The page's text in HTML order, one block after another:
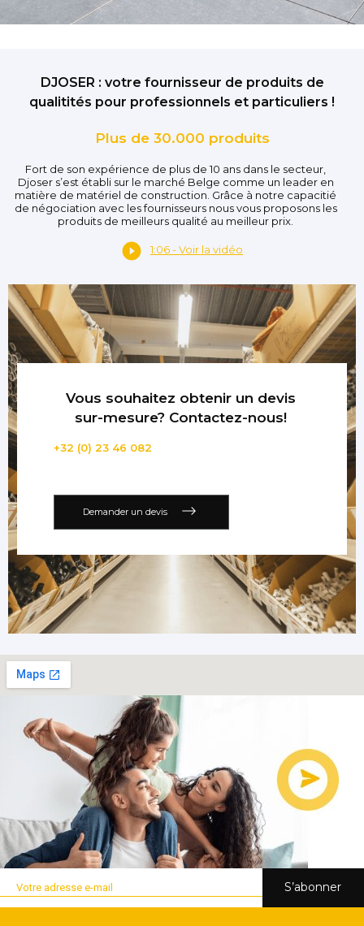
DJOSER : votre fournisseur de produits de
qualitités pour professionnels et particuliers !
Plus de 30.000 produits
Fort de son expérience de plus de 10 ans dans le secteur,
Djoser s’est établi sur le marché Belge comme un leader en
matière de matériel de construction. Grâce à notre capacitié
de négociation avec les fournisseurs nous vous proposons les
produits de meilleurs qualité au meilleur prix.
1:06 - Voir la vidéo
Vous souhaitez obtenir un devis
sur-mesure? Contactez-nous!
+32 (0) 23 46 082
Demander un devis
S’abonner